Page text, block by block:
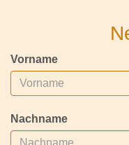
Vorname
Nachname